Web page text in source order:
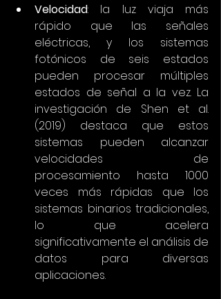
Velocidad: la luz viaja más
rápido que las señales
eléctricas, y los sistemas
fotónicos de seis estados
pueden procesar múltiples
estados de señal a la vez. La
investigación de Shen et al.
(2019) destaca que estos
sistemas pueden alcanzar
velocidades de
procesamiento hasta 1000
veces más rápidas que los
sistemas binarios tradicionales,
lo que acelera
significativamente el análisis de
datos para diversas
aplicaciones.